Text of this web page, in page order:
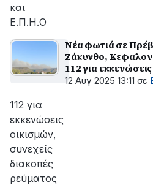
και
Ε.Π.Η.Ο
Νέα φωτιά σε
Ζάκυνθο,
112 για
12 Αυγ 2025 13:11 σε
112 για
εκκενώσεις
οικισμών,
συνεχείς
διακοπές
ρεύματος